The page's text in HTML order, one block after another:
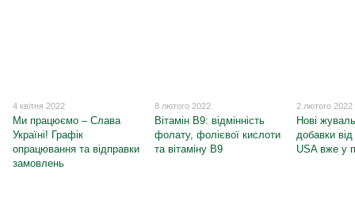
4 квітня 2022
Ми працюємо – Слава
Україні! Графік
опрацювання та відправки
замовлень
8 лютого 2022
Вітамін B9: відмінність
фолату, фолієвої кислоти
та вітаміну B9
2 лютого 2022
Нові
добавки
USA вже у